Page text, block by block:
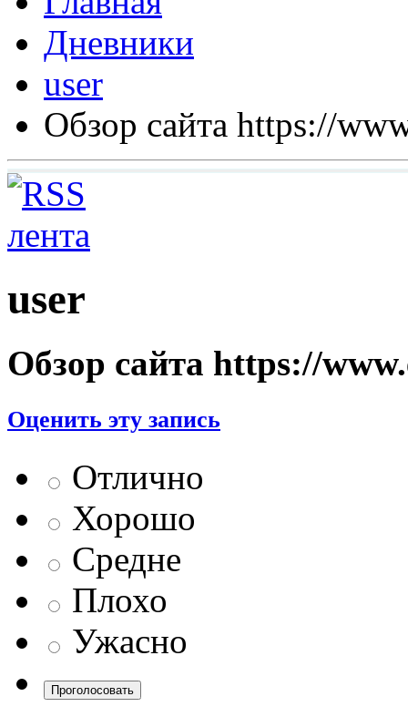
Дневники
user
Обзор сайта https://
user
Обзор сайта https://
Оценить эту запись
Отлично
Хорошо
Средне
Плохо
Ужасно